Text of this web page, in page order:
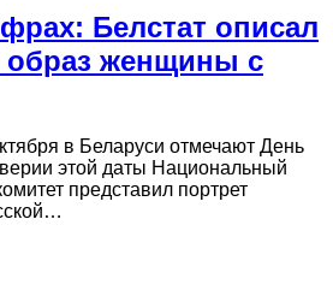
Белстат описал
женщины с
в Беларуси отмечают День
этой даты Национальный
представил портрет